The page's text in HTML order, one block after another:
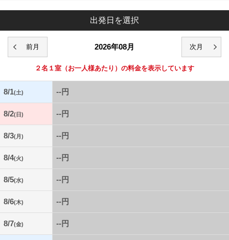
出発日を選択
2026年08月
２名１室 （お一人様あたり）の料金を表示しています
8/1(土) --円
8/2(日) --円
8/3(月) --円
8/4(火) --円
8/5(水) --円
8/6(木) --円
8/7(金) --円